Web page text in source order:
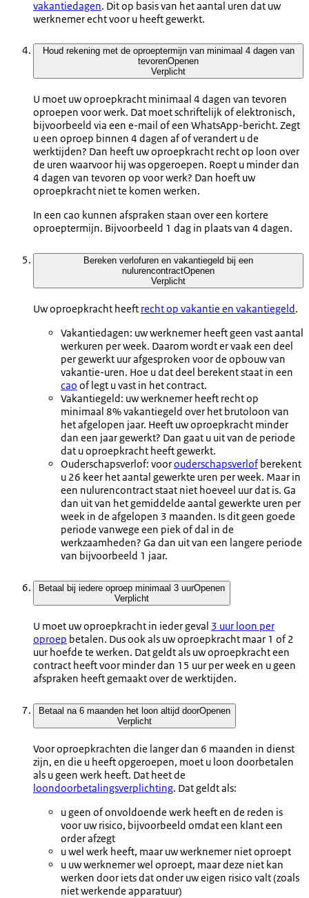
vakantiedagen. Dit op basis van het aantal uren dat uw
werknemer echt voor u heeft gewerkt.
Houd rekening met de oproeptermijn van minimaal 4 dagen van
tevorenOpenen
Verplicht
U moet uw oproepkracht minimaal 4 dagen van tevoren
oproepen voor werk. Dat moet schriftelijk of elektronisch,
bijvoorbeeld via een e-mail of een WhatsApp-bericht. Zegt
u een oproep binnen 4 dagen af of verandert u de
werktijden? Dan heeft uw oproepkracht recht op loon over
de uren waarvoor hij was opgeroepen. Roept u minder dan
4 dagen van tevoren op voor werk? Dan hoeft uw
oproepkracht niet te komen werken.
In een cao kunnen afspraken staan over een kortere
oproeptermijn. Bijvoorbeeld 1 dag in plaats van 4 dagen.
Bereken verlofuren en vakantiegeld bij een
nulurencontractOpenen
Verplicht
Uw oproepkracht heeft recht op vakantie en vakantiegeld.
Vakantiedagen: uw werknemer heeft geen vast aantal
werkuren per week. Daarom wordt er vaak een deel
per gewerkt uur afgesproken voor de opbouw van
vakantie-uren. Hoe u dat deel berekent staat in een
cao of legt u vast in het contract.
Vakantiegeld: uw werknemer heeft recht op
minimaal 8% vakantiegeld over het brutoloon van
het afgelopen jaar. Heeft uw oproepkracht minder
dan een jaar gewerkt? Dan gaat u uit van de periode
dat u oproepkracht heeft gewerkt.
Ouderschapsverlof: voorouderschapsverlofberekent
u 26 keer het aantal gewerkte uren per week. Maar in
een nulurencontract staat niet hoeveel uur dat is. Ga
dan uit van het gemiddelde aantal gewerkte uren per
week in de afgelopen 3 maanden. Is dit geen goede
periode vanwege een piek of dal in de
werkzaamheden? Ga dan uit van een langere periode
van bijvoorbeeld 1 jaar.
Betaal bij iedere oproep minimaal 3 uurOpenen
Verplicht
U moet uw oproepkracht in ieder geval 3 uur loon per
oproep betalen. Dus ook als uw oproepkracht maar 1 of 2
uur hoefde te werken. Dat geldt als uw oproepkracht een
contract heeft voor minder dan 15 uur per week en u geen
afspraken heeft gemaakt over de werktijden.
Betaal na 6 maanden het loon altijd doorOpenen
Verplicht
Voor oproepkrachten die langer dan 6 maanden in dienst
zijn, en die u heeft opgeroepen, moet u loon doorbetalen
als u geen werk heeft. Dat heet de
loondoorbetalingsverplichting. Dat geldt als:
u geen of onvoldoende werk heeft en de reden is
voor uw risico, bijvoorbeeld omdat een klant een
order afzegt
u wel werk heeft, maar uw werknemer niet oproept
u uw werknemer wel oproept, maar deze niet kan
werken door iets dat onder uw eigen risico valt (zoals
niet werkende apparatuur)